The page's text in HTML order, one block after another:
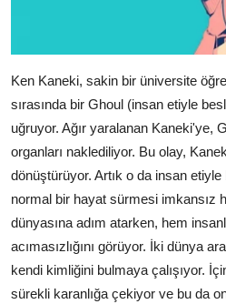
Ken Kaneki, sakin bir üniversite
sırasında bir Ghoul (insan etiyle
uğruyor. Ağır yaralanan Kaneki'ye,
organları naklediliyor. Bu olay,
dönüştürüyor. Artık o da insan
normal bir hayat sürmesi imkansız
dünyasına adım atarken, hem
acımasızlığını görüyor. İki dünya
kendi kimliğini bulmaya çalışıyor.
sürekli karanlığa çekiyor ve bu da